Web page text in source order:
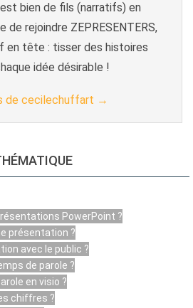
bien de fils (narratifs) en
de rejoindre ZEPRESENTERS,
en tête : tisser des histoires
idée désirable !
de cecilechuffart →
PowerPoint ?
présentation ?
avec le public ?
de parole ?
en visio ?
chiffres ?